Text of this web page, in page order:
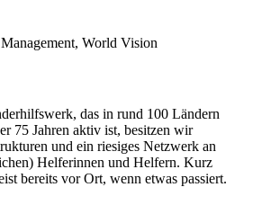
World Vision
das in rund 100 Ländern
75 Jahren aktiv ist, besitzen wir
und ein riesiges Netzwerk an
Helferinnen und Helfern. Kurz
bereits vor Ort, wenn etwas passiert.